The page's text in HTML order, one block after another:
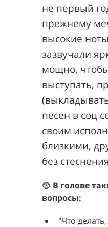
не первый
прежнему
высокие
зазвучали
мощно,
выступать,
песен в соц
своим
близкими,
без
😨 В голове
вопросы:
"Что